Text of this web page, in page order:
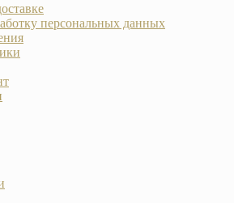
персональных данных